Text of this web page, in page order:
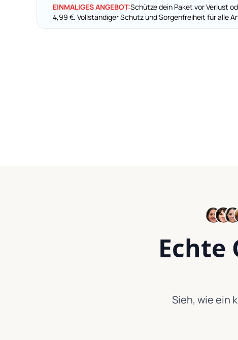
EINMALIGES ANGEBOT:Schütze dein Paket vor Verlust
4,99 €. Vollständiger Schutz und Sorgenfreiheit für alle
Echte
Sieh, wie ein